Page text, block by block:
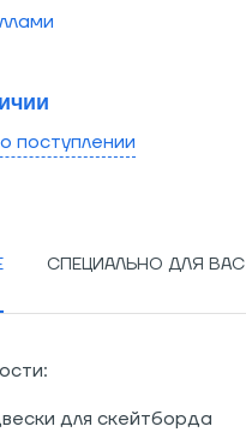
поступлении
СПЕЦИАЛЬНО ДЛЯ ВАС
для скейтборда